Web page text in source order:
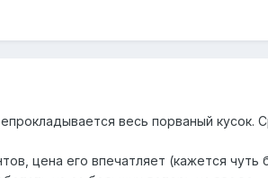
весь порваный кусок.
цена его впечатляет (кажется чуть